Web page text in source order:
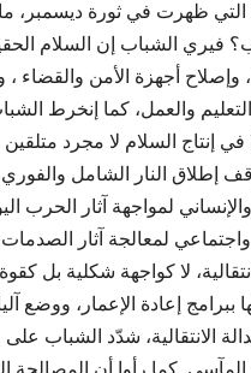
ظهرت في ثورة ديسمبر،
الشباب إن السلام
وإصلاح أجهزة الأمن
التعليم والعمل، كما إنخرط
في إنتاج السلام لا مجرد
النار الشامل والفوري،
لمواجهة آثار
لمعالجة آثار
لا كواجهة شكلية
ببرامج إعادة الإعمار، ووضع
الانتقالية، شدّد الشباب